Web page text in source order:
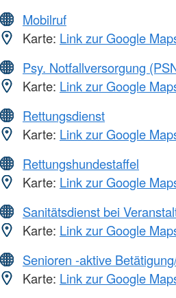
Mobilruf
Karte: Link zur Google
Psy. Notfallversorgung
Karte: Link zur Google
Rettungsdienst
Karte: Link zur Google
Rettungshundestaffel
Karte: Link zur Google
Sanitätsdienst bei
Karte: Link zur Google
Senioren -aktive
Karte: Link zur Google